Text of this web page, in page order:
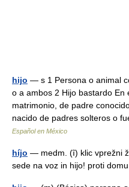
hijo — s 1 Persona o animal
o a ambos 2 Hijo bastardo
matrimonio, de padre
nacido de padres solteros o
Español en México
híjo — medm. (ȋ) klic vprežni
sede na voz in hijo! proti